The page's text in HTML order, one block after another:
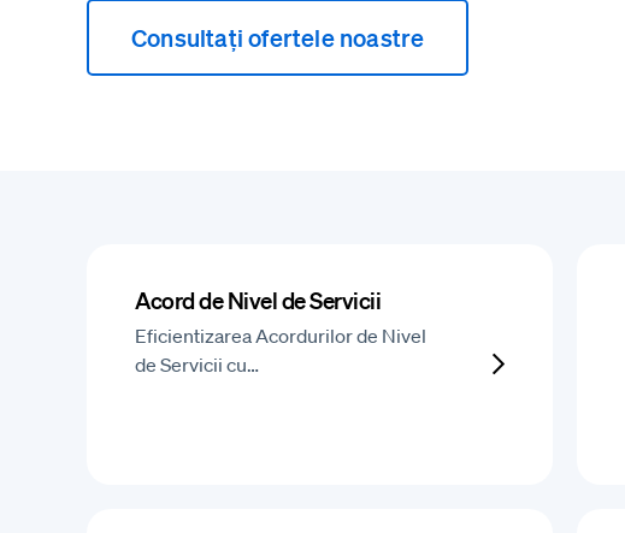
Consultați ofertele noastre
Acord de Nivel de Servicii
Eficientizarea Acordurilor de Nivel
de Servicii cu…